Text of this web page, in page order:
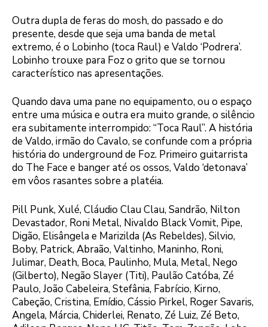
Outra dupla de feras do mosh, do passado e do
presente, desde que seja uma banda de metal
extremo, é o Lobinho (toca Raul) e Valdo ‘Podrera’.
Lobinho trouxe para Foz o grito que se tornou
característico nas apresentações.
Quando dava uma pane no equipamento, ou o espaço
entre uma música e outra era muito grande, o silêncio
era subitamente interrompido: “Toca Raul”. A história
de Valdo, irmão do Cavalo, se confunde com a própria
história do underground de Foz. Primeiro guitarrista
do The Face e banger até os ossos, Valdo ‘detonava’
em vôos rasantes sobre a platéia.
Pill Punk, Xulé, Cláudio Clau Clau, Sandrão, Nilton
Devastador, Roni Metal, Nivaldo Black Vomit, Pipe,
Digão, Elisângela e Marizilda (As Rebeldes), Silvio,
Boby, Patrick, Abraão, Valtinho, Maninho, Roni,
Julimar, Death, Boca, Paulinho, Mula, Metal, Nego
(Gilberto), Negão Slayer (Titi), Paulão Catóba, Zé
Paulo, João Cabeleira, Stefânia, Fabrício, Kirno,
Cabeção, Cristina, Emídio, Cássio Pirkel, Roger Savaris,
Angela, Márcia, Chiderlei, Renato, Zé Luiz, Zé Beto,